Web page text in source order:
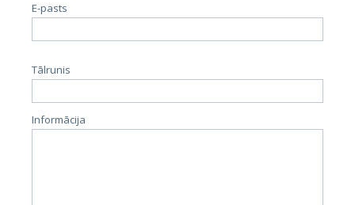
E-pasts
Tālrunis
Informācija